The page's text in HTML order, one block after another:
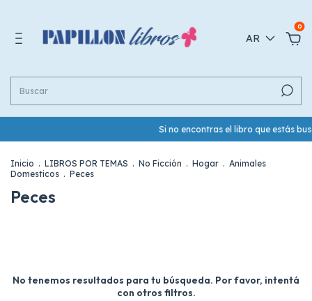
AR
0
Si no encontras el libro que estás
Inicio . LIBROS POR TEMAS . No Ficción . Hogar . Animales
Domesticos . Peces
Peces
No tenemos resultados para tu búsqueda. Por favor, intentá
con otros filtros.